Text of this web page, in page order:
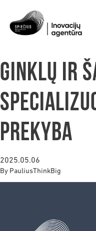
Ginklų ir
prekyba
2025.05.06
By PauliusThinkBig